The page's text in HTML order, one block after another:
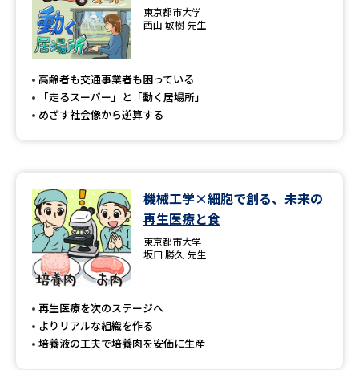
東京都市大学
西山 敏樹 先生
高齢者も交通事業者も困っている
「走るスーパー」と「動く居場所」
めざす社会像から逆算する
機械工学×細胞で創る、未来の
再生医療と食
東京都市大学
坂口 勝久 先生
再生医療を次のステージへ
よりリアルな組織を作る
培養液の工夫で培養肉を安価に生産